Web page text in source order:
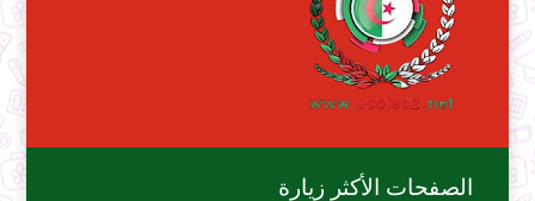
الصفحات الأكثر زيارة